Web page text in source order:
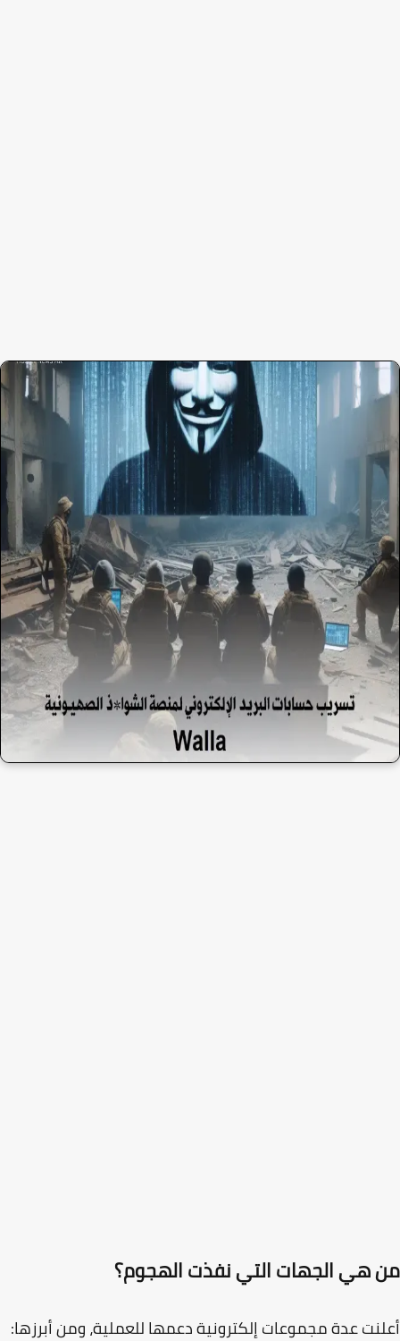
هي الجهات التي نفذت الهجوم؟
عدة مجموعات إلكترونية دعمها للعملية، ومن أبرزها: